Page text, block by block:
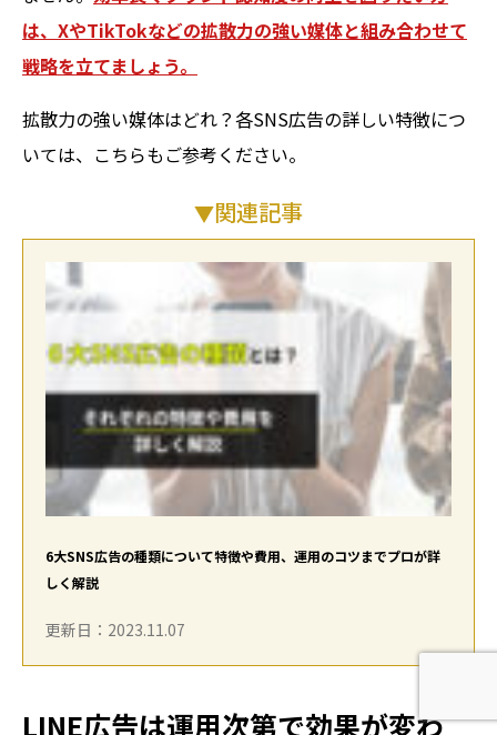
は、XやTikTokなどの拡散力の強い媒体と組み合わせて
戦略を立てましょう。
拡散力の強い媒体はどれ？各SNS広告の詳しい特徴につ
いては、こちらもご参考ください。
関連記事
6大SNS広告の種類について特徴や費用、運用のコツまでプロが詳
しく解説
更新日：2023.11.07
LINE広告は運用次第で効果が変わ